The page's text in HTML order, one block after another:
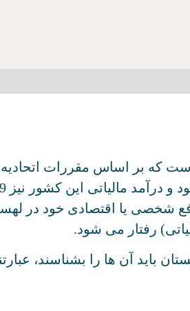
که بر اساس مقررات
رفتار می شود.
باید آن ها را بشناسند،